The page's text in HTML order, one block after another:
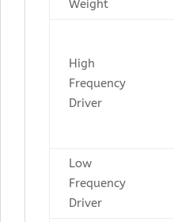
Weight
High
Frequency
Driver
Low
Frequency
Driver